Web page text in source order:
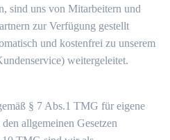
sind uns von Mitarbeitern und
zur Verfügung gestellt
und kostenfrei zu unserem
weitergeleitet.
§ 7 Abs.1 TMG für eigene
allgemeinen Gesetzen